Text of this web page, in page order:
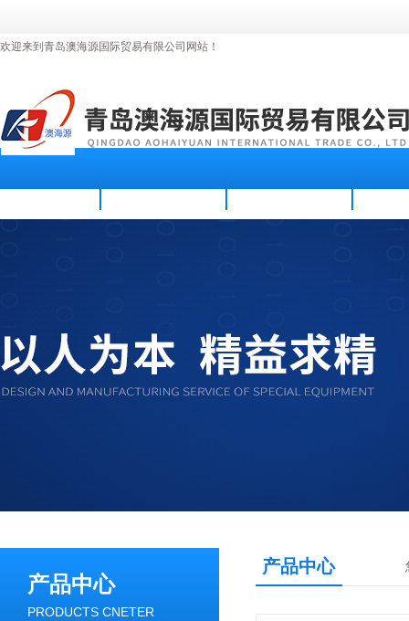
欢迎来到青岛澳海源国际贸易有限公司网站！
产品中心
PRODUCTS CNETER
产品中心